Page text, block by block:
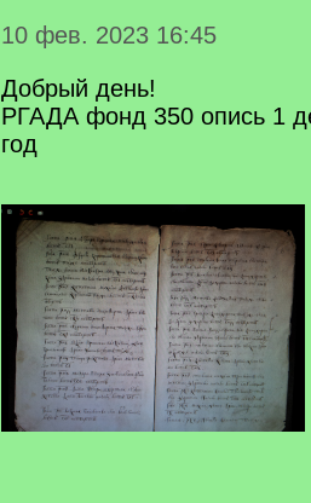
10 фев. 2023 16:45
Добрый день!
РГАДА фонд 350 опись 1
год